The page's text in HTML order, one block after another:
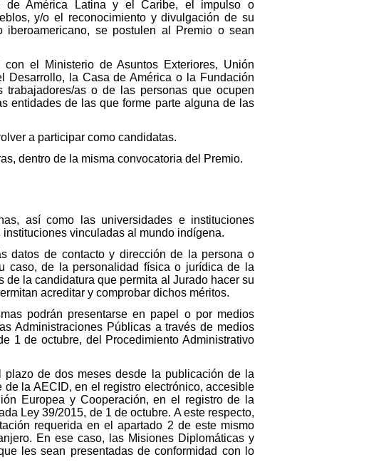
de América Latina y el Caribe, el impulso o
y/o el reconocimiento y divulgación de su
se postulen al Premio o sean
el Ministerio de Asuntos Exteriores, Unión
Desarrollo, la Casa de América o la Fundación
as o de las personas que ocupen
entidades de las que forme parte alguna de las
a participar como candidatas.
dentro de la misma convocatoria del Premio.
así como las universidades e instituciones
vinculadas al mundo indígena.
datos de contacto y dirección de la persona o
caso, de la personalidad física o jurídica de la
la candidatura que permita al Jurado hacer su
acreditar y comprobar dichos méritos.
podrán presentarse en papel o por medios
Administraciones Públicas a través de medios
1 de octubre, del Procedimiento Administrativo
de dos meses desde la publicación de la
la AECID, en el registro electrónico, accesible
Europea y Cooperación, en el registro de la
Ley 39/2015, de 1 de octubre. A este respecto,
requerida en el apartado 2 de este mismo
En ese caso, las Misiones Diplomáticas y
les sean presentadas de conformidad con lo